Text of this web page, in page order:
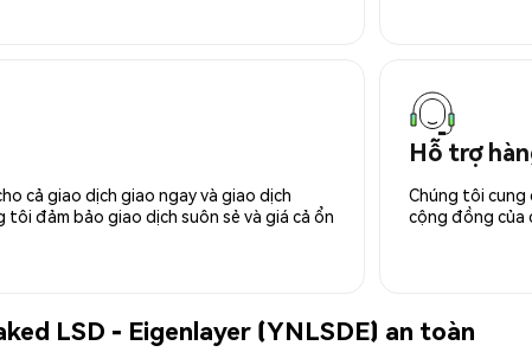
cả giao dịch giao ngay và giao dịch
đảm bảo giao dịch suôn sẻ và giá cả ổn
Hỗ trợ
Chúng tôi cung
cộng đồng của
LSD - Eigenlayer (YNLSDE) an toàn